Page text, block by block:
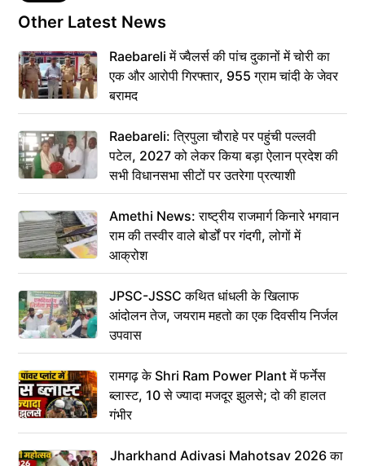
Other Latest News
Raebareli में ज्वैलर्स की पांच दुकानों में चोरी का
एक और आरोपी गिरफ्तार, 955 ग्राम चांदी के जेवर
बरामद
Raebareli: त्रिपुला चौराहे पर पहुंची पल्लवी
पटेल, 2027 को लेकर किया बड़ा ऐलान प्रदेश की
सभी विधानसभा सीटों पर उतरेगा प्रत्याशी
Amethi News: राष्ट्रीय राजमार्ग किनारे भगवान
राम की तस्वीर वाले बोर्डों पर गंदगी, लोगों में
आक्रोश
JPSC-JSSC कथित धांधली के खिलाफ
आंदोलन तेज, जयराम महतो का एक दिवसीय निर्जल
उपवास
रामगढ़ के Shri Ram Power Plant में फर्नेस
ब्लास्ट, 10 से ज्यादा मजदूर झुलसे; दो की हालत
गंभीर
Jharkhand Adivasi Mahotsav 2026 का